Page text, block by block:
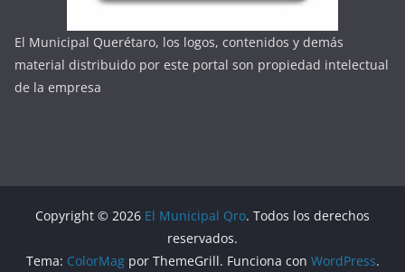
El Municipal Querétaro, los logos, contenidos y demás
material distribuido por este portal son propiedad intelectual
de la empresa
Copyright © 2026 El Municipal Qro. Todos los derechos
reservados.
Tema: ColorMagpor ThemeGrill. Funciona con WordPress.